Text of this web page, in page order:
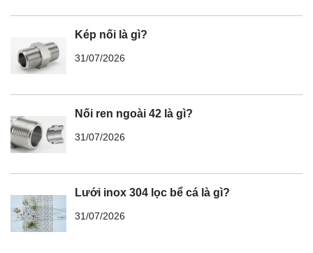
Kép nối là gì?
31/07/2026
Nối ren ngoài 42 là gì?
31/07/2026
Lưới inox 304 lọc bể cá là gì?
31/07/2026